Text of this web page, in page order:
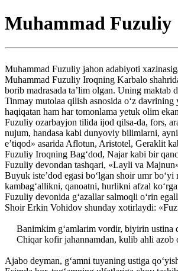
Muhammad Fuzuliy
Muhammad Fuzuliy jahon adabiyoti
Muhammad Fuzuliy Iroqning Karbalo
borib madrasada ta’lim olgan. Uning maktab
Tinmay mutolaa qilish asnosida o‘z
haqiqatan ham har tomonlama yetuk olim
Fuzuliy ozarbayjon tilida ijod qilsa-da, fors,
nujum, handasa kabi dunyoviy bilimlarni,
e’tiqod» asarida Aflotun, Aristotel, Geraklit
Fuzuliy Iroqning Bag‘dod, Najar kabi bir
Fuzuliy devondan tashqari, «Layli va
Buyuk iste’dod egasi bo‘lgan shoir umr
kambag‘allikni, qanoatni, hurlikni afzal
Fuzuliy devonida g‘azallar salmoqli o‘rin
Shoir Erkin Vohidov shunday xotirlaydi:
Banimkim g‘amlarim vordir, biyirin ustina
Chiqar kofir jahannamdan, kulib ahli azob
Ajabo deyman, g‘amni tuyaning ustiga